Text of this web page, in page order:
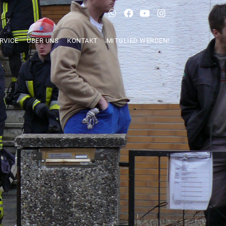
ÜBER UNS KONTAKT MITGLIED WERDEN!